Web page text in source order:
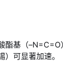
基（
可显著加速。